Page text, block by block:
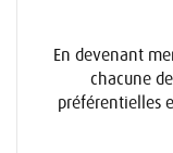
En devenant
chacune
préférentielles